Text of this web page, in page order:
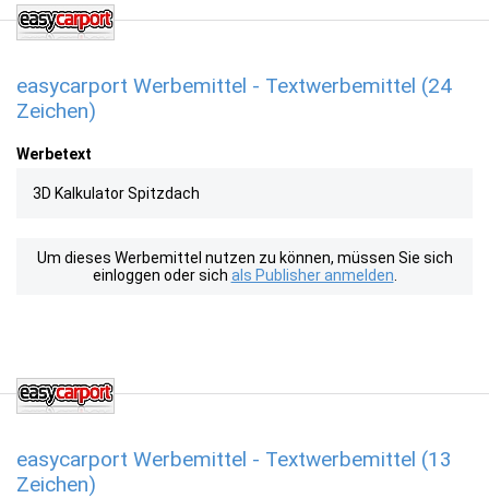
easycarport Werbemittel - Textwerbemittel (24
Zeichen)
Werbetext
3D Kalkulator Spitzdach
Um dieses Werbemittel nutzen zu können, müssen Sie sich
einloggen oder sich als Publisher anmelden
easycarport Werbemittel - Textwerbemittel (13
Zeichen)